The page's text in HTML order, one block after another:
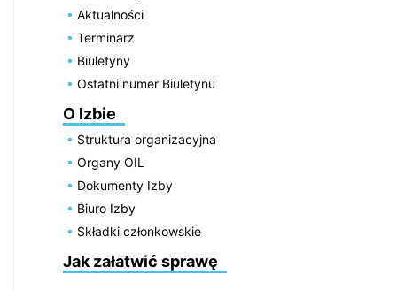
Aktualności
Terminarz
Biuletyny
Ostatni numer Biuletynu
O Izbie
Struktura organizacyjna
Organy OIL
Dokumenty Izby
Biuro Izby
Składki członkowskie
Jak załatwić sprawę